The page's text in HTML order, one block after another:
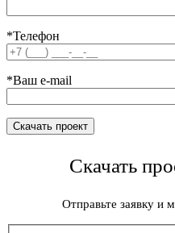
*Телефон
*Ваш e-mail
Скачать
Отправьте заявку